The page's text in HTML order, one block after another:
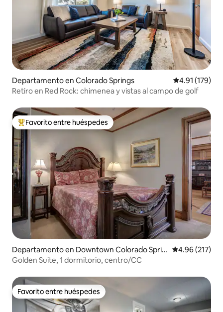
Departamento en Colorado Springs Calificación
4.91 (179)
Retiro en Red Rock: chimenea y vistas al campo de golf
De los mejores en Favorito entre huéspedes
Favorito entre huéspedes
Departamento en Downtown Colorado Sprin
gs
Calificación
4.96 (217)
Golden Suite, 1 dormitorio, centro/CC
Favorito entre huéspedes
Favorito entre huéspedes